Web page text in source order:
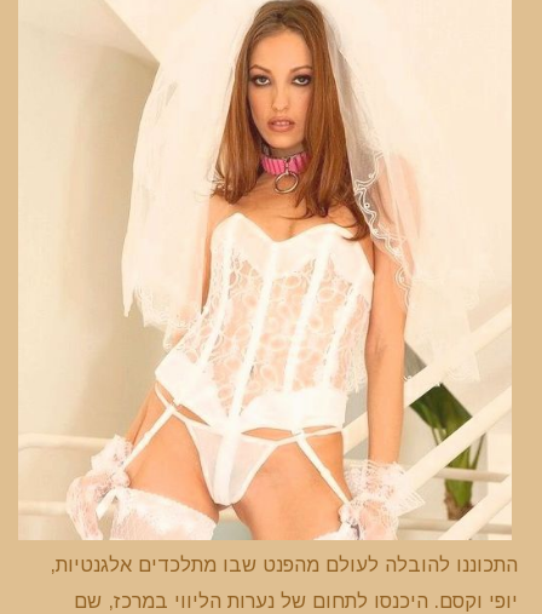
התכוננו להובלה לעולם מהפנט שבו מתלכדים אלגנטיות,
יופי וקסם. היכנסו לתחום של נערות הליווי במרכז, שם